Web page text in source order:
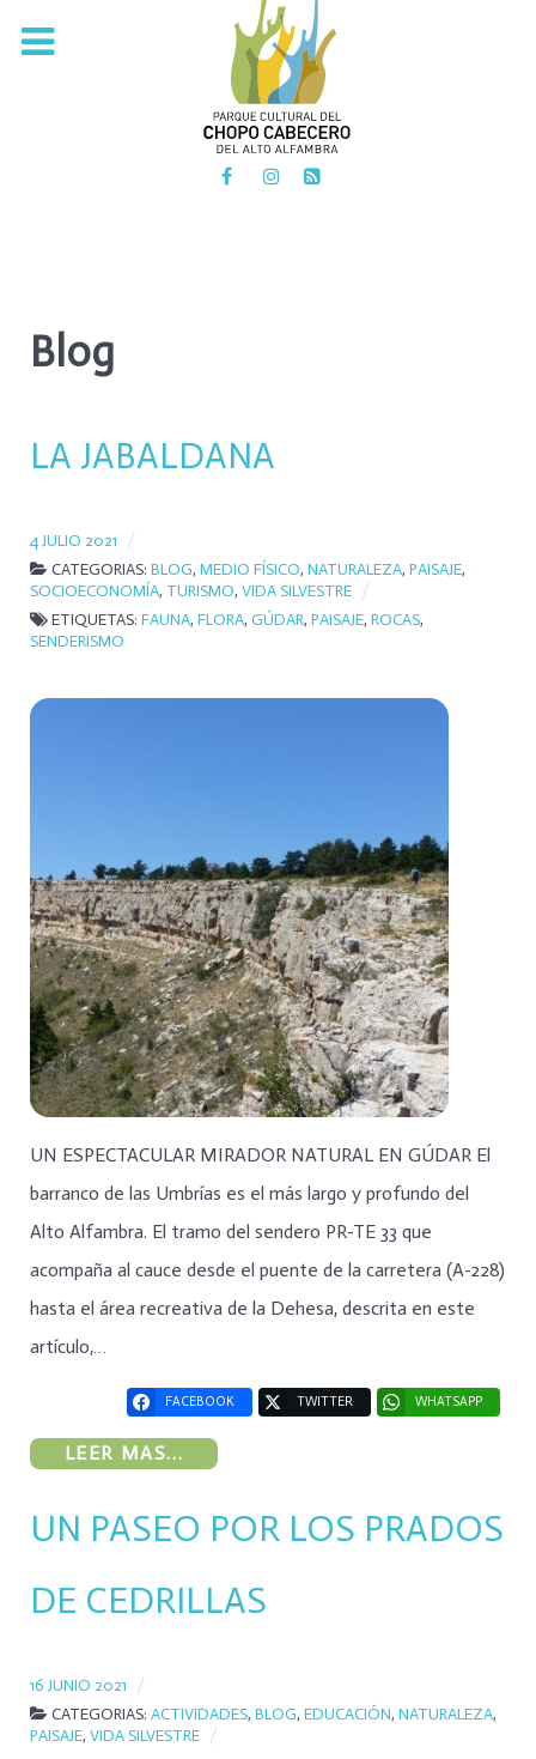
PARQUE CULTURAL DEL
CHOPO CABECERO
DEL ALTO ALFAMBRA
Blog
LA JABALDANA
4 JULIO 2021
CATEGORIAS: BLOG, MEDIO FÍSICO, NATURALEZA, PAISAJE,
SOCIOECONOMÍA, TURISMO, VIDA SILVESTRE
ETIQUETAS: FAUNA, FLORA, GÚDAR, PAISAJE, ROCAS,
SENDERISMO
UN ESPECTACULAR MIRADOR NATURAL EN GÚDAR El
barranco de las Umbrías es el más largo y profundo del
Alto Alfambra. El tramo del sendero PR-TE 33 que
acompaña al cauce desde el puente de la carretera (A-228)
hasta el área recreativa de la Dehesa, descrita en este
artículo,…
FACEBOOK TWITTER WHATSAPP
LEER MAS...
UN PASEO POR LOS PRADOS
DE CEDRILLAS
16 JUNIO 2021
CATEGORIAS: ACTIVIDADES, BLOG, EDUCACIÓN, NATURALEZA,
PAISAJE, VIDA SILVESTRE